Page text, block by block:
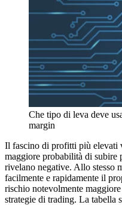
Che tipo di leva deve
margin
Il fascino di profitti più elevati
maggiore probabilità di subire
rivelano negative. Allo stesso
facilmente e rapidamente il
rischio notevolmente
strategie di trading. La tabella